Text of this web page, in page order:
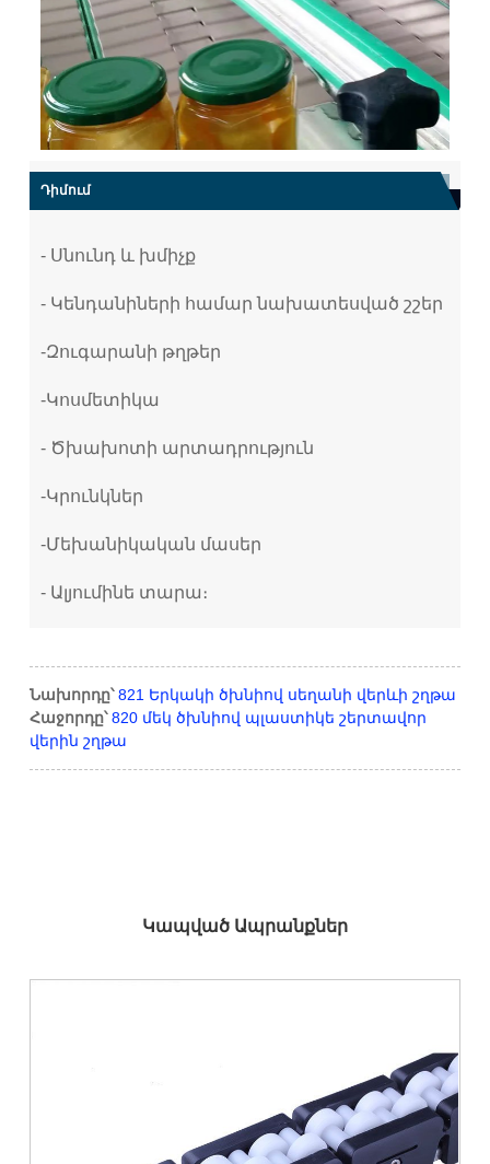
Դիմում
- Սնունդ և խմիչք
- Կենդանիների համար նախատեսված շշեր
-Զուգարանի թղթեր
-Կոսմետիկա
- Ծխախոտի արտադրություն
-Կրունկներ
-Մեխանիկական մասեր
- Ալյումինե տարա։
Նախորդը՝ 821 Երկակի ծխնիով սեղանի վերևի շղթա
Հաջորդը՝ 820 մեկ ծխնիով պլաստիկե շերտավոր
վերին շղթա
Կապված Ապրանքներ